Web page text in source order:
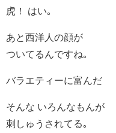
虎！ はい｡
あと西洋人の顔が
ついてるんですね｡
バラエティーに富んだ
そんな いろんなもんが
刺しゅうされてる｡